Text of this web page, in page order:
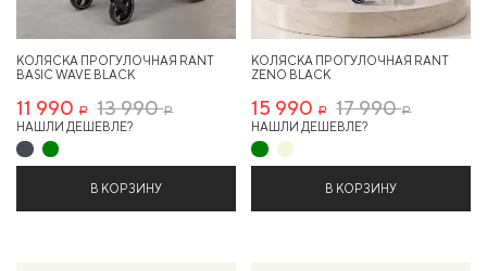
КОЛЯСКА ПРОГУЛОЧНАЯ RANT
BASIC WAVE BLACK
11 990 Р 13 990Р
НАШЛИ ДЕШЕВЛЕ?
В КОРЗИНУ
КОЛЯСКА ПРОГУЛОЧНАЯ RANT
ZENO BLACK
15 990 Р 17 990Р
НАШЛИ ДЕШЕВЛЕ?
В КОРЗИНУ